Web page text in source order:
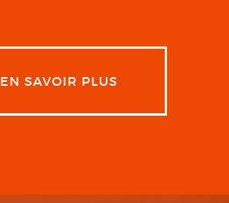
EN SAVOIR PLUS